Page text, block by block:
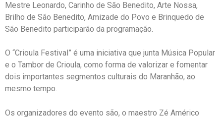
Mestre Leonardo, Carinho de São Benedito, Arte Nossa,
Brilho de São Benedito, Amizade do Povo e Brinquedo de
São Benedito participarão da programação.
O “Crioula Festival” é uma iniciativa que junta Música Popular
e o Tambor de Crioula, como forma de valorizar e fomentar
dois importantes segmentos culturais do Maranhão, ao
mesmo tempo.
Os organizadores do evento são, o maestro Zé Américo